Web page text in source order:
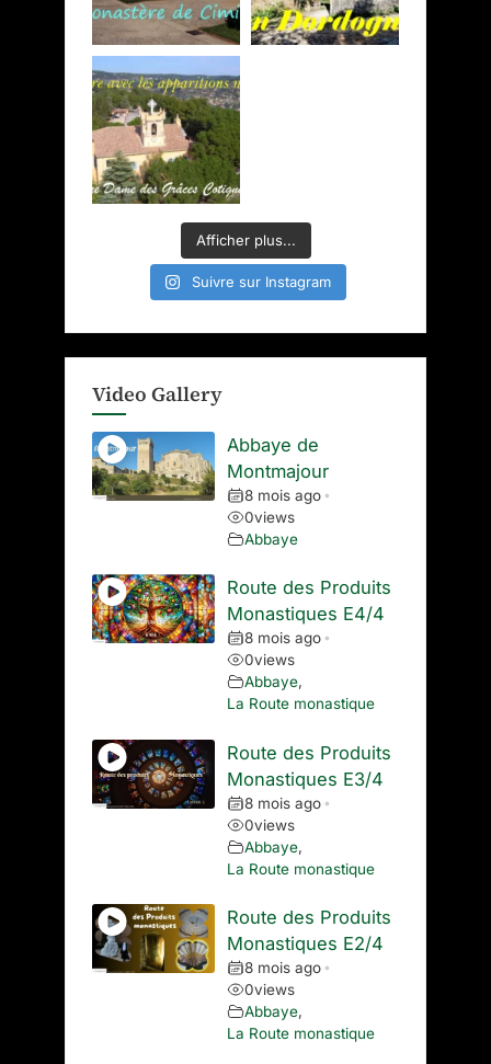
Afficher plus...
Suivre sur Instagram
Video Gallery
Abbaye de
Montmajour
8 mois ago •
0views
Abbaye
Route des Produits
Monastiques E4/4
8 mois ago •
0views
Abbaye,
La Route monastique
Route des Produits
Monastiques E3/4
8 mois ago •
0views
Abbaye,
La Route monastique
Route des Produits
Monastiques E2/4
8 mois ago •
0views
Abbaye,
La Route monastique